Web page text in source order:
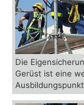
Die
Gerüst ist eine